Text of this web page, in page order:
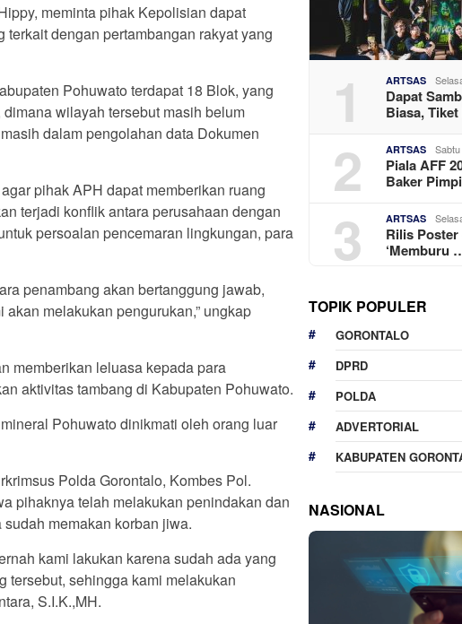
meminta pihak Kepolisian dapat
dengan pertambangan rakyat yang
Pohuwato terdapat 18 Blok, yang
wilayah tersebut masih belum
dalam pengolahan data Dokumen
pihak APH dapat memberikan ruang
terjadi konflik antara perusahaan dengan
persoalan pencemaran lingkungan, para
penambang akan bertanggung jawab,
melakukan pengurukan,” ungkap
memberikan leluasa kepada para
aktivitas tambang di Kabupaten Pohuwato.
Pohuwato dinikmati oleh orang luar
Polda Gorontalo, Kombes Pol.
pihaknya telah melakukan penindakan dan
memakan korban jiwa.
kami lakukan karena sudah ada yang
tersebut, sehingga kami melakukan
S.I.K.,MH.
1 ARTSAS
Dapat
Biasa,
2 ARTSAS
Piala AFF
Baker
3 ARTSAS
Rilis Poster
‘Memburu
TOPIK POPULER
GORONTALO
DPRD
POLDA
ADVERTORIAL
KABUPATEN
NASIONAL